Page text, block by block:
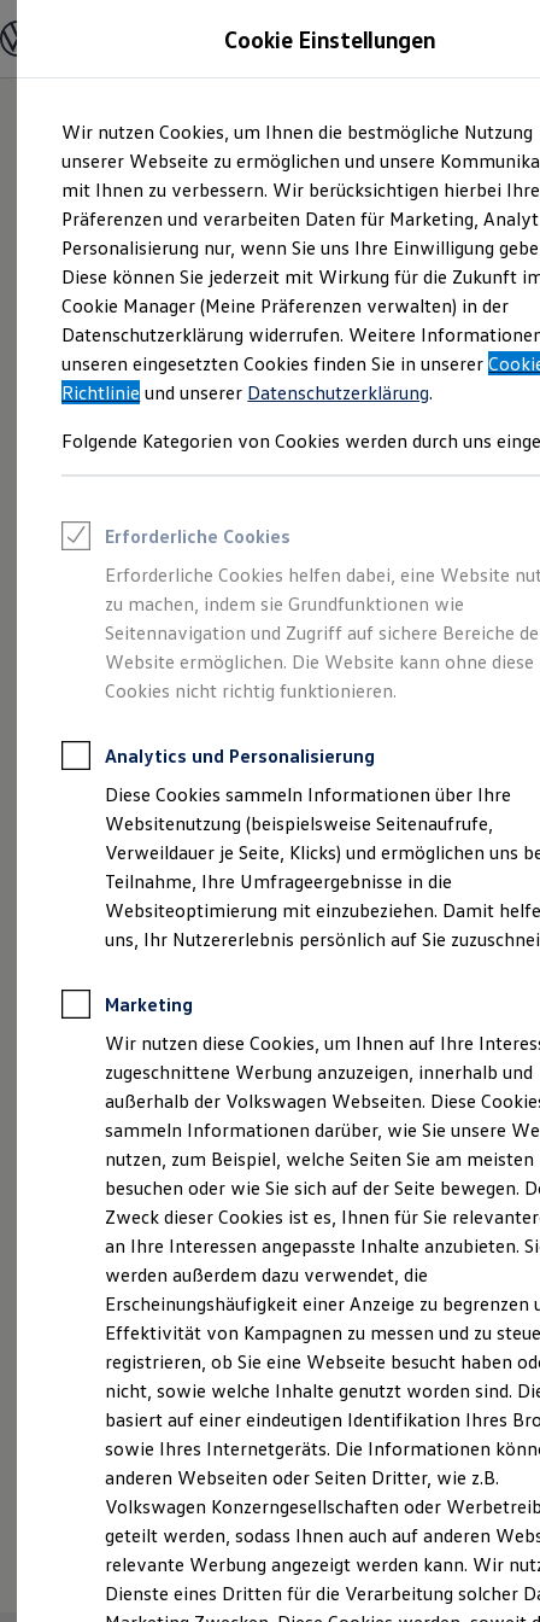
Hauptinhalt
springen
Footer
springen
Modelle und Konfigurator
Modelle vergleichen
Elektroautos
ENERGY Sondermodelle
Nutzfahrzeuge
SUV und CUV
Familienautos
Kombis
Kompaktwagen
Sportwagen
Schnell verfügbare Fahrzeuge
Angebote und Produkte
Aktuelle Angebote
E-Auto-Förderung
Volkswagen Marktplatz
Junge Gebrauchtwagen und Gebrauchtwagen
Saisonangebote
Leasing
Leasing-Angebote
Gebrauchtwagen Leasing
Junge Gebrauchtwagen-Leasing
Elektroauto Leasing
Kleinwagen-Leasing
Leasing ohne Anzahlung
Autokredit mit Schlussrate
Versicherungen und Garantien
Kfz-Versicherung
Restschuldversicherungen
Garantien
Wartungsverträge
Geschäftskunden
Professional Class bei Volkswagen
Großkunden
Behörden
Anpfiff zum Gewinn
Elektroautos
ID. Tutorials
Elektrofahrzeugkonzepte
Reichweite
Reichweite der ID. Modelle
Reichweite im Winter
Laden
Laden unterwegs
Laden Zuhause
Ladezeitensimulator
Batterie
Sicherheit
Garantie und Lebensdauer
Nachhaltigkeit
Technologie
Kosten und Kauf
Verbrauchskosten
Kaufoptionen
E-Auto-Förderung
Software und Konnektivität
Die ID. Software 6
ID. Software Versionen und Updates
Digitale Extras
Schnittstellen zu Ihrem ID.
Größer. Entspannter.
Reichweiter. Der ID.7.
Probefahrt vereinbaren
Fahrzeugangebot anfordern
Servicetermin buchen
Serviceanfrage stellen
Cookie Einstellungen
Wir nutzen Cookies, um Ihnen die bestmögliche Nutzung
unserer Webseite zu ermöglichen und unsere
mit Ihnen zu verbessern. Wir berücksichtigen hierbei Ihre
Präferenzen und verarbeiten Daten für Marketing,
Personalisierung nur, wenn Sie uns Ihre Einwilligung
Diese können Sie jederzeit mit Wirkung für die Zukunft
Cookie Manager (Meine Präferenzen verwalten) in der
Datenschutzerklärung widerrufen. Weitere
unseren eingesetzten Cookies finden Sie in unserer
Richtlinie und unserer Datenschutzerklärung.
Folgende Kategorien von Cookies werden durch uns
Erforderliche Cookies
Erforderliche Cookies helfen dabei, eine Website
zu machen, indem sie Grundfunktionen wie
Seitennavigation und Zugriff auf sichere Bereiche
Website ermöglichen. Die Website kann ohne diese
Cookies nicht richtig funktionieren.
Analytics und Personalisierung
Diese Cookies sammeln Informationen über Ihre
Websitenutzung (beispielsweise Seitenaufrufe,
Verweildauer je Seite, Klicks) und ermöglichen uns
Teilnahme, Ihre Umfrageergebnisse in die
Websiteoptimierung mit einzubeziehen. Damit
uns, Ihr Nutzererlebnis persönlich auf Sie
Marketing
Wir nutzen diese Cookies, um Ihnen auf Ihre
zugeschnittene Werbung anzuzeigen, innerhalb und
außerhalb der Volkswagen Webseiten. Diese
sammeln Informationen darüber, wie Sie unsere
nutzen, zum Beispiel, welche Seiten Sie am meisten
besuchen oder wie Sie sich auf der Seite bewegen.
Zweck dieser Cookies ist es, Ihnen für Sie
an Ihre Interessen angepasste Inhalte anzubieten.
werden außerdem dazu verwendet, die
Erscheinungshäufigkeit einer Anzeige zu begrenzen
Effektivität von Kampagnen zu messen und zu
registrieren, ob Sie eine Webseite besucht haben
nicht, sowie welche Inhalte genutzt worden sind.
basiert auf einer eindeutigen Identifikation Ihres
sowie Ihres Internetgeräts. Die Informationen
anderen Webseiten oder Seiten Dritter, wie z.B.
Volkswagen Konzerngesellschaften oder
geteilt werden, sodass Ihnen auch auf anderen
relevante Werbung angezeigt werden kann. Wir
Dienste eines Dritten für die Verarbeitung solcher